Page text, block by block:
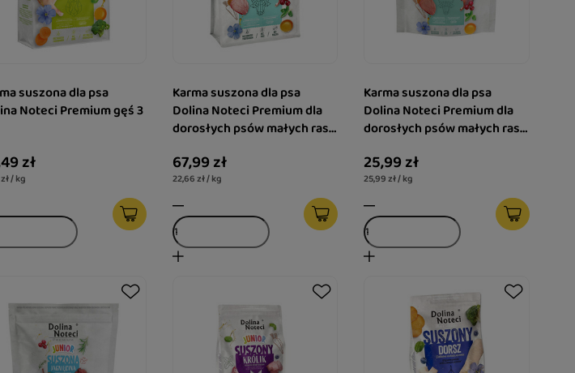
suszona dla psa
Noteci Premium gęś 3
zł
/ kg
Karma suszona dla psa
Dolina Noteci Premium dla
dorosłych psów małych ras
67,99 zł
22,66 zł / kg
Karma suszona dla psa
Dolina Noteci Premium dla
dorosłych psów małych ras
25,99 zł
25,99 zł / kg